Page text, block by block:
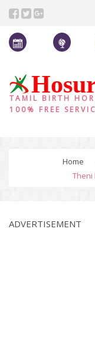
TAMIL BIRTH
100% FREE
Home
ADVERTISEMENT